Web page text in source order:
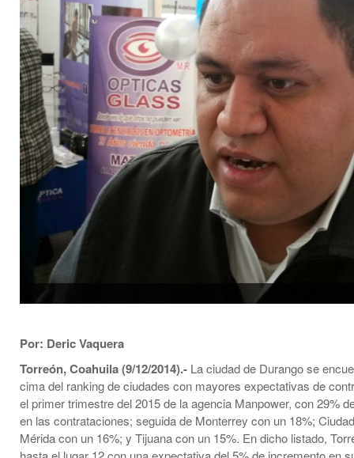
Por: Deric Vaquera
Torreón, Coahuila (9/12/2014).- La ciudad de Durango se
cima del ranking de ciudades con mayores expectativas de
el primer trimestre del 2015 de la agencia Manpower, con 29%
en las contrataciones; seguida de Monterrey con un 18%;
Mérida con un 16%; y Tijuana con un 15%. En dicho listado,